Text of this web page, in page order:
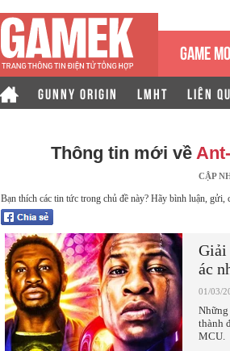
GAME
GUNNY ORIGIN LMHT LIÊN
Thông tin mới về
CẬP
Bạn thích các tin tức trong chủ đề này? Hãy bình luận, gửi,
Giải
ác
01/03/
thành
MCU.